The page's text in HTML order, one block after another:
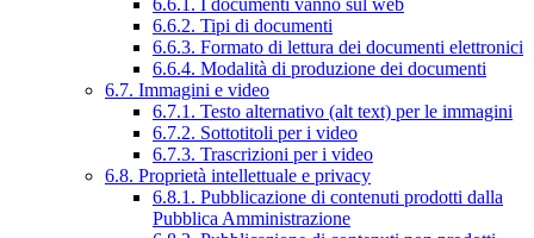
6.6.2. Tipi di documenti
6.6.3. Formato di lettura dei documenti elettronici
6.6.4. Modalità di produzione dei documenti
6.7. Immagini e video
6.7.1. Testo alternativo (alt text) per le immagini
6.7.2. Sottotitoli per i video
6.7.3. Trascrizioni per i video
6.8. Proprietà intellettuale e privacy
6.8.1. Pubblicazione di contenuti prodotti dalla
Pubblica Amministrazione